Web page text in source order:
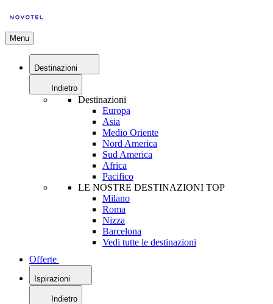
Menu
Destinazioni
Indietro
Destinazioni
Europa
Asia
Medio Oriente
Nord America
Sud America
Africa
Pacifico
LE NOSTRE DESTINAZIONI TOP
Milano
Roma
Nizza
Barcelona
Vedi tutte le destinazioni
Offerte
Ispirazioni
Indietro